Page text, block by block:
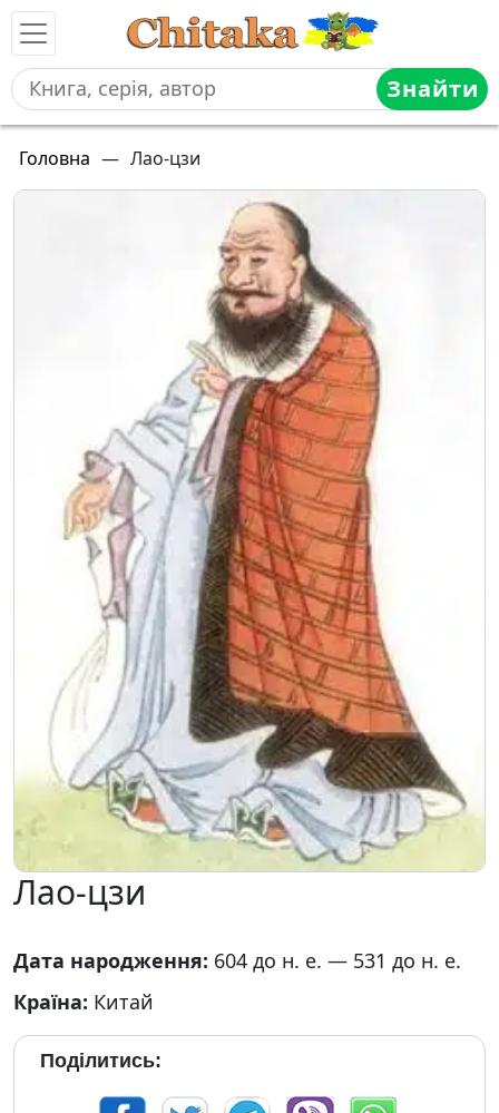
Знайти
Головна — Лао-цзи
Лао-цзи
Дата народження: 604 до н. е. — 531 до н. е.
Країна: Китай
Поділитись: